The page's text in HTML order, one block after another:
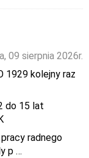
09 sierpnia 2026r.
1929 kolejny raz
do 15 lat
radnego
p …